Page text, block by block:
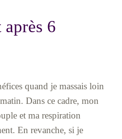
6
quand je massais loin
Dans ce cadre, mon
et ma respiration
En revanche, si je